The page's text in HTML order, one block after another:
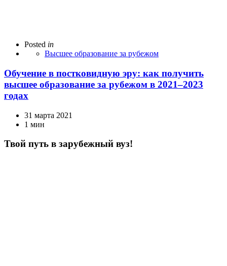
Posted in
Высшее образование за рубежом
Обучение в постковидную эру: как получить
высшее образование за рубежом в 2021–2023
годах
31 марта 2021
1 мин
Твой путь в зарубежный вуз!